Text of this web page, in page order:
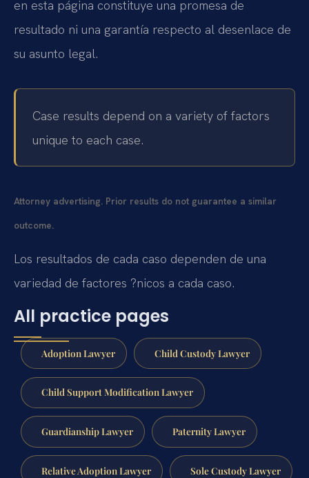
en esta página constituye una promesa de
resultado ni una garantía respecto al desenlace de
su asunto legal.
Case results depend on a variety of factors
unique to each case.
Attorney advertising. Prior results do not guarantee a similar
outcome.
Los resultados de cada caso dependen de una
variedad de factores ?nicos a cada caso.
All practice pages
Adoption Lawyer Child Custody Lawyer
Child Support Modification Lawyer
Guardianship Lawyer Paternity Lawyer
Relative Adoption Lawyer Sole Custody Lawyer